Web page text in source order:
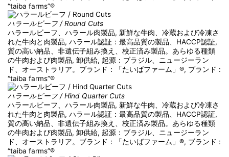
“taiba farms”®
ハラールビーフ / Round Cuts
ハラールビーフ、ハラール肉製品, 新鮮な牛肉、冷蔵および冷凍さ
れた牛肉と肉製品, ハラール認証：最高品質の製品、HACCP認証,
質の高い納品、非遺伝子組み換え、校正済み製品。あらゆる種類
の牛肉および肉製品, 卸供給, 起源：ブラジル、ニュージーラン
ド、オーストラリア。ブランド：「たいばファーム」®, ブランド :
“taiba farms”®
ハラールビーフ / Hind Quarter Cuts
ハラールビーフ、ハラール肉製品, 新鮮な牛肉、冷蔵および冷凍さ
れた牛肉と肉製品, ハラール認証：最高品質の製品、HACCP認証,
質の高い納品、非遺伝子組み換え、校正済み製品。あらゆる種類
の牛肉および肉製品, 卸供給, 起源：ブラジル、ニュージーラン
ド、オーストラリア。ブランド：「たいばファーム」®, ブランド :
“taiba farms”®